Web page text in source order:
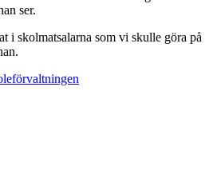
ser.
i skolmatsalarna som vi skulle göra på